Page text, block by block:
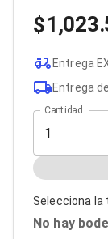
Cortadoras de
Protectores
Cables para
Bobinas
Cableado
Sujetadores de
Adaptadores
Adaptadores
Adaptadores
Adaptadores PC
Adaptadores
Adaptadores
Entrega
Entrega
Cantidad
Selecciona la
No hay